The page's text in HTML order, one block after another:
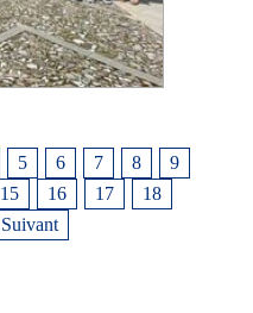
5 6 7 8
9
15 16 17
18
Suivant